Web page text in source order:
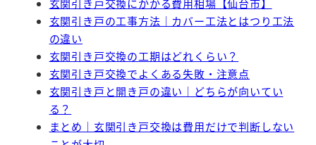
玄関引き戸交換にかかる費用相場【仙台市】
玄関引き戸の工事方法｜カバー工法とはつり工法
の違い
玄関引き戸交換の工期はどれくらい？
玄関引き戸交換でよくある失敗・注意点
玄関引き戸と開き戸の違い｜どちらが向いてい
る？
まとめ｜玄関引き戸交換は費用だけで判断しない